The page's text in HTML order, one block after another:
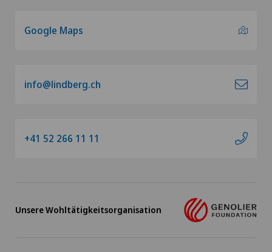
Google Maps
info@lindberg.ch
+41 52 266 11 11
Unsere Wohltätigkeitsorganisation